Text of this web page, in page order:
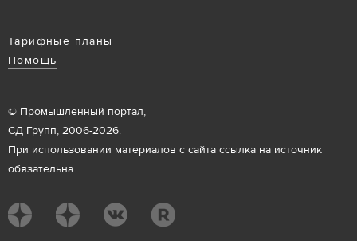
Тарифные планы
Помощь
© Промышленный портал,
СД Групп, 2006-2026.
При использовании материалов с сайта ссылка на источник
обязательна.